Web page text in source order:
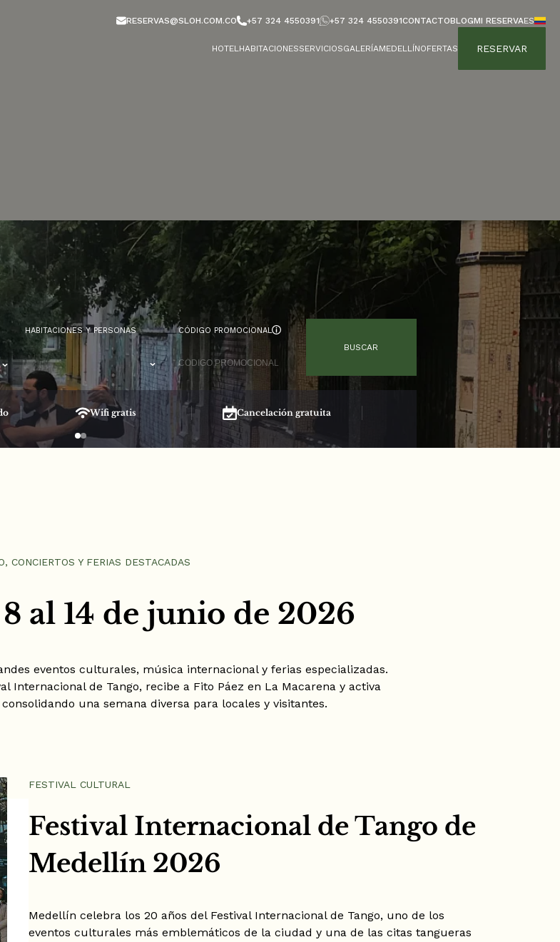
RESERVAS@SLOH.COM.CO +57 324 4550391 +57 324 4550391CONTACTOBLOGMI RESERVAES
HOTELHABITACIONESSERVICIOSGALERÍAMEDELLÍNOFERTAS RESERVAR
HABITACIONES Y PERSONAS CÓDIGO PROMOCIONAL
BUSCAR
Wifi gratis Cancelación gratuita Reserva segura
CONCIERTOS Y FERIAS DESTACADAS
al 14 de junio de 2026
eventos culturales, música internacional y ferias especializadas.
Internacional de Tango, recibe a Fito Páez en La Macarena y activa
una semana diversa para locales y visitantes.
FESTIVAL CULTURAL
Festival Internacional de Tango de
Medellín 2026
Medellín celebra los 20 años del Festival Internacional de Tango, uno de los
eventos culturales más emblemáticos de la ciudad y una de las citas tangueras